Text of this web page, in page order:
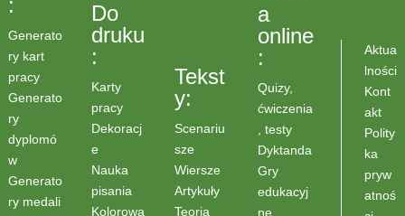
Generato
ry kart
pracy
Generato
ry
dyplomó
w
Generato
ry medali
Do
druku
:
Karty
pracy
Dekoracj
e
Nauka
pisania
Kolorowa
Tekst
y:
Scenariu
sze
Wiersze
Artykuły
Teoria
a
online
:
Quizy,
ćwiczenia
, testy
Dyktanda
Gry
edukacyj
ne
Aktua
lności
Kont
akt
Polity
ka
pryw
atnoś